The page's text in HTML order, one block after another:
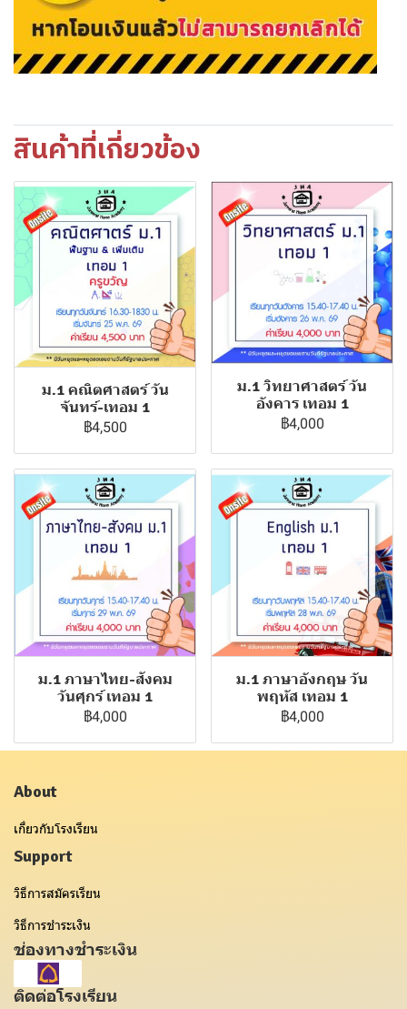
สินค้าที่เกี่ยวข้อง
ม.1 คณิตศาสตร์ วัน
จันทร์-เทอม 1
฿4,500
ม.1 วิทยาศาสตร์ วัน
อังคาร เทอม 1
฿4,000
ม.1 ภาษาไทย-สังคม
วันศุกร์ เทอม 1
฿4,000
ม.1 ภาษาอังกฤษ วัน
พฤหัส เทอม 1
฿4,000
About
เกี่ยวกับโรงเรียน
Support
วิธีการสมัครเรียน
วิธีการชำระเงิน
ช่องทางชำระเงิน
ติดต่อโรงเรียน